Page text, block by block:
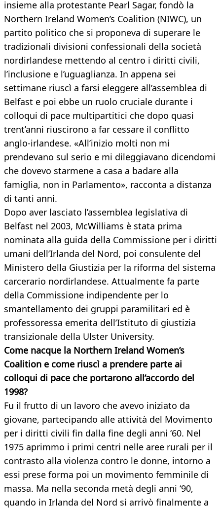
insieme alla protestante Pearl Sagar, fondò la
Northern Ireland Women’s Coalition (NIWC), un
partito politico che si proponeva di superare le
tradizionali divisioni confessionali della società
nordirlandese mettendo al centro i diritti civili,
l’inclusione e l’uguaglianza. In appena sei
settimane riuscì a farsi eleggere all’assemblea di
Belfast e poi ebbe un ruolo cruciale durante i
colloqui di pace multipartitici che dopo quasi
trent’anni riuscirono a far cessare il conflitto
anglo-irlandese. «All’inizio molti non mi
prendevano sul serio e mi dileggiavano dicendomi
che dovevo starmene a casa a badare alla
famiglia, non in Parlamento», racconta a distanza
di tanti anni.
Dopo aver lasciato l’assemblea legislativa di
Belfast nel 2003, McWilliams è stata prima
nominata alla guida della Commissione per i diritti
umani dell’Irlanda del Nord, poi consulente del
Ministero della Giustizia per la riforma del sistema
carcerario nordirlandese. Attualmente fa parte
della Commissione indipendente per lo
smantellamento dei gruppi paramilitari ed è
professoressa emerita dell’Istituto di giustizia
transizionale della Ulster University.
Come nacque la Northern Ireland Women’s
Coalition e come riuscì a prendere parte ai
colloqui di pace che portarono all’accordo del
1998?
Fu il frutto di un lavoro che avevo iniziato da
giovane, partecipando alle attività del Movimento
per i diritti civili fin dalla fine degli anni ‘60. Nel
1975 aprimmo i primi centri nelle aree rurali per il
contrasto alla violenza contro le donne, intorno a
essi prese forma poi un movimento femminile di
massa. Ma nella seconda metà degli anni ‘90,
quando in Irlanda del Nord si arrivò finalmente a